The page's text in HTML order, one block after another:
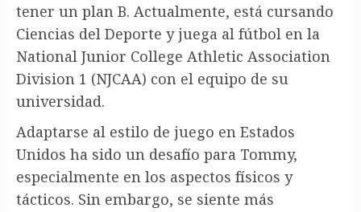
tener un plan B. Actualmente, está cursando
Ciencias del Deporte y juega al fútbol en la
National Junior College Athletic Association
Division 1 (NJCAA) con el equipo de su
universidad.
Adaptarse al estilo de juego en Estados
Unidos ha sido un desafío para Tommy,
especialmente en los aspectos físicos y
tácticos. Sin embargo, se siente más